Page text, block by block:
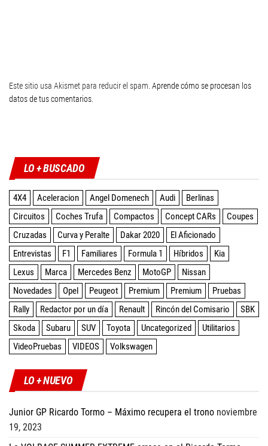
Este sitio usa Akismet para reducir el spam. Aprende cómo se procesan los
datos de tus comentarios
LO + BUSCADO
4X4 Aceleracion Angel Domenech Audi
Berlinas
Circuitos
Coches Trufa Compactos Concept CARs
Coupes
Cruzadas
Curva y Peralte Dakar 2020
El Aficionado
Entrevistas
F1 Familiares Formula 1 Híbridos
Kia
Lexus
Marca Mercedes Benz MotoGP
Nissan
Novedades
Opel Peugeot Premium Premium
Pruebas
Rally
Redactor por un día Renault Rincón del Comisario
SBK
Skoda
Subaru SUV Toyota Uncategorized
Utilitarios
VideoPruebas
VIDEOS Volkswagen
LO + NUEVO
Junior GP Ricardo Tormo – Máximo recupera el trono noviembre
19, 2023